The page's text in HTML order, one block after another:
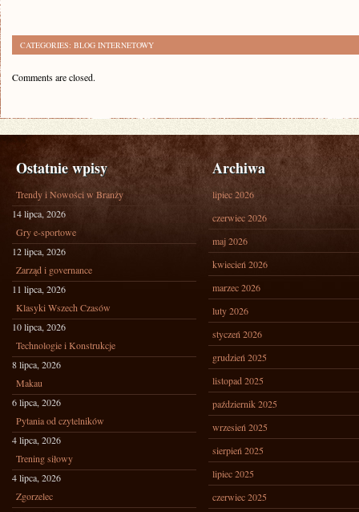
CATEGORIES: BLOG INTERNETOWY
Comments are closed.
Ostatnie wpisy
Trendy i Nowości w Branży
14 lipca, 2026
Gry e-sportowe
12 lipca, 2026
Zarząd i governance
11 lipca, 2026
Klasyki Wszech Czasów
10 lipca, 2026
Technologie i Konstrukcje
8 lipca, 2026
Makau
6 lipca, 2026
Pytania od czytelników
4 lipca, 2026
Trening siłowy
4 lipca, 2026
Zgorzelec
Archiwa
lipiec 2026
czerwiec 2026
maj 2026
kwiecień 2026
marzec 2026
luty 2026
styczeń 2026
grudzień 2025
listopad 2025
październik 2025
wrzesień 2025
sierpień 2025
lipiec 2025
czerwiec 2025